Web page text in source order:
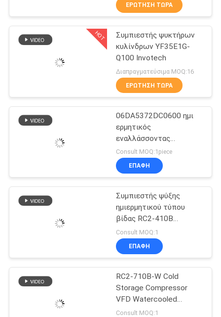
ΠΟΙΟΤΙΚΌΣ
ΈΛΕΓΧΟΣ
ΕΛΆΤΕ
ΕΙΔΉΣΕΙΣ
ΠΕΡΙΠΤΏΣΕΙΣ
ΈΝΑ
ΑΠΌΣΠΑΣΜΑ
Ημι ερμητική
συμπυκνώνοντας
μονάδα
Δροσισμένη αέρας
συμπυκνώνοντας
μονάδα
Δροσισμένες νερό
συμπυκνώνοντας
37
ΕΡΏΤΗΣΗ ΤΏΡΑ
HOT
Συμπιεστής ψυκτήρων
κυλίνδρων YF35E1G-
Q100 Invotech
Διαπραγματεύσιμα MOQ:16
ΕΡΏΤΗΣΗ ΤΏΡΑ
06DA5372DC0600 ημι
ερμητικός
εναλλάσσοντας
συμπιεστής 15HP ψύξης
Consult MOQ:1piece
ΕΠΑΦΉ
Συμπιεστής ψύξης
ημιερμητικού τύπου
βίδας RC2-410B
380V/420V/50HZ
Συμπιεστής ψυκτικού
τύπου μεγάλης βίδας
Consult MOQ:1
ΕΠΑΦΉ
RC2-710B-W Cold
Storage Compressor
VFD Watercooled
Compressor Μεγάλος
Consult MOQ:1